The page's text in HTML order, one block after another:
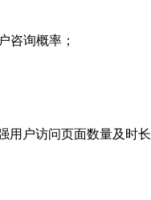
咨询概率；
用户访问页面数量及时长